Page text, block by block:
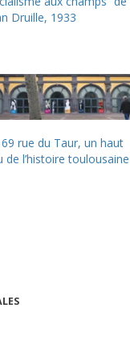
Druille, 1933
rue du Taur, un haut
de l’histoire toulousaine